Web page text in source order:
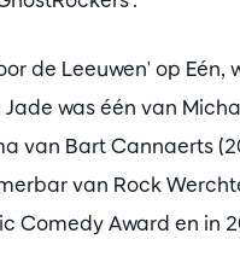
de Leeuwen' op Eén,
was één van
van Bart Cannaerts
van Rock
Comedy Award en in